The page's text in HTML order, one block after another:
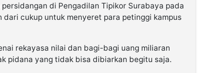
di Pengadilan Tipikor Surabaya pada
cukup untuk menyeret para petinggi kampus
rekayasa nilai dan bagi-bagi uang miliaran
pidana yang tidak bisa dibiarkan begitu saja.